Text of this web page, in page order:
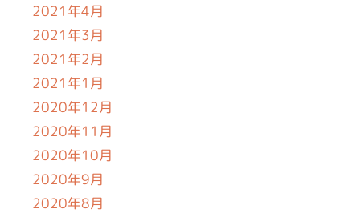
2021年4月
2021年3月
2021年2月
2021年1月
2020年12月
2020年11月
2020年10月
2020年9月
2020年8月